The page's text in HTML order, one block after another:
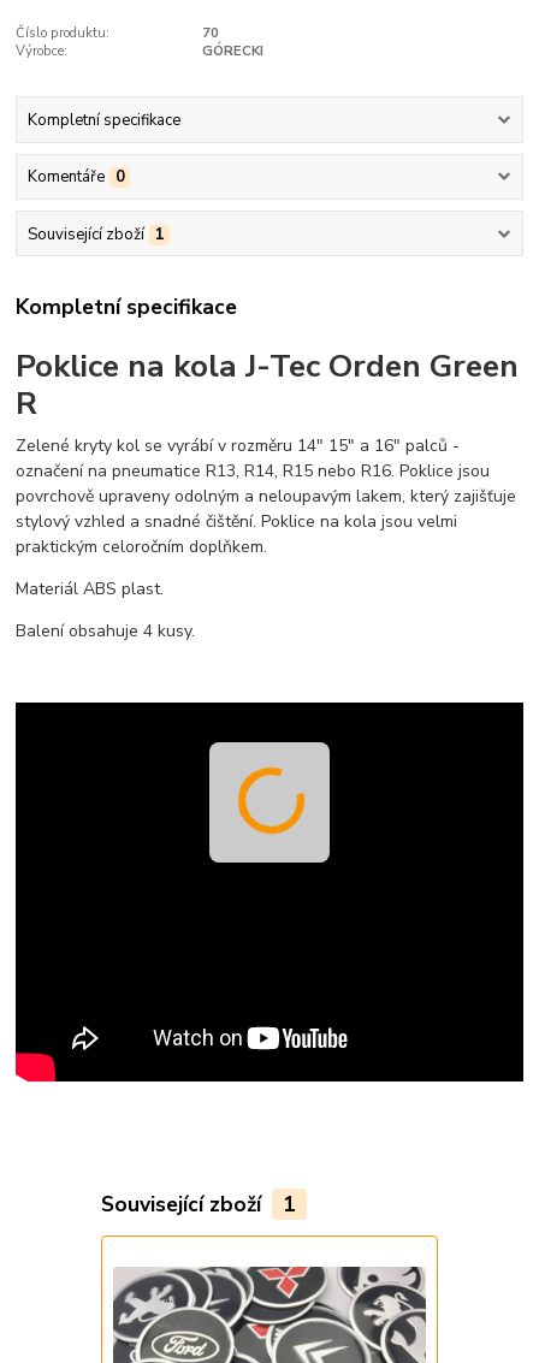
Číslo produktu:
70
Výrobce:
GÓRECKI
Kompletní specifikace
Komentáře 0
Související zboží 1
Kompletní specifikace
Poklice na kola J-Tec Orden Green
R
Zelené kryty kol se vyrábí v rozměru 14" 15" a 16" palců -
označení na pneumatice R13, R14, R15 nebo R16. Poklice jsou
povrchově upraveny odolným a neloupavým lakem, který zajišťuje
stylový vzhled a snadné čištění. Poklice na kola jsou velmi
praktickým celoročním doplňkem.
Materiál ABS plast.
Balení obsahuje 4 kusy.
Související zboží 1